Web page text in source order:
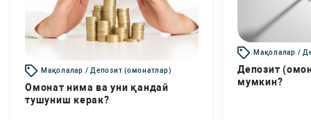
Мақолалар / Депозит (омонатлар)
Омонат нима ва уни қандай
тушуниш керак?
Мақолалар /
Депозит
мумкин?